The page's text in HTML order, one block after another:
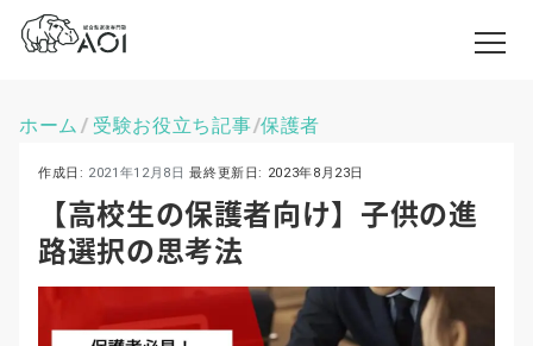
ホーム \ 受験お役立ち記事\保護者
作成日: 2021年12月8日最終更新日: 2023年8月23日
【高校生の保護者向け】子供の進
路選択の思考法